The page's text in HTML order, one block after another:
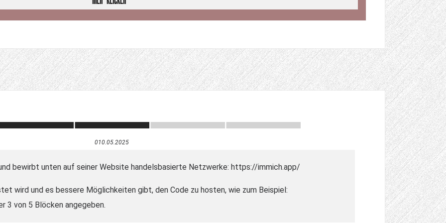
010.05.2025
bewirbt unten auf seiner Website handelsbasierte Netzwerke: https://immich.app/
wird und es bessere Möglichkeiten gibt, den Code zu hosten, wie zum Beispiel:
3 von 5 Blöcken angegeben.